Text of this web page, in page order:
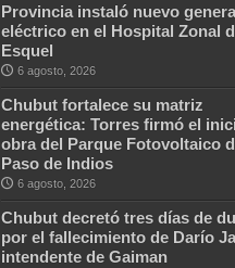
Provincia instaló nuevo
eléctrico en el Hospital Zonal
Esquel
6 agosto, 2026
Chubut fortalece su matriz
energética: Torres firmó el
obra del Parque Fotovoltaico
Paso de Indios
6 agosto, 2026
Chubut decretó tres días de
por el fallecimiento de Darío
intendente de Gaiman